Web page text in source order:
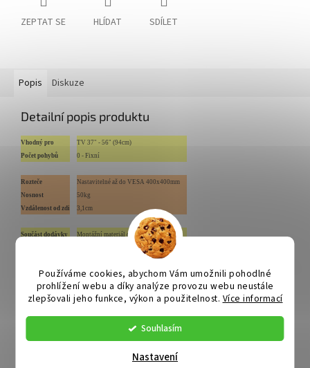
Používáme cookies, abychom Vám umožnili pohodlné
prohlížení webu a díky analýze provozu webu neustále
zlepšovali jeho funkce, výkon a použitelnost. Více informací
Souhlasím
Nastavení
ZEPTAT SE HLÍDAT SDÍLET
Popis Diskuze
Detailní popis produktu
Vhodný pro
TV 37" - 56" (94cm)
Počet pohybů
0 - Fixní
Rozteče
Nastavitelné až do VESA 400x400mm
Nosnost
50kg
Vzdálenost od zdi
3,1cm
Součást dodávky
Montážní materiál do dřeva
Montážní materiál do zdi
Sady šroubů M4, M6, M8 (á 4ks, L20mm)
Doplňkové parametry
7290004574208
Katalogové číslo: BAR E 30.B